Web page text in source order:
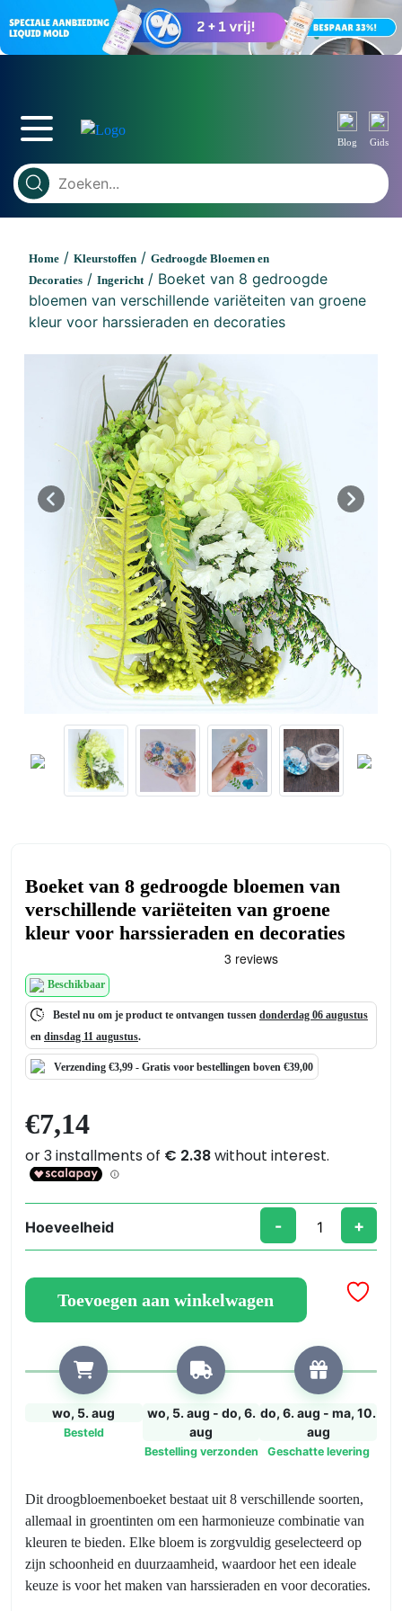
Blog Gids
Home / Kleurstoffen / Gedroogde Bloemen en
Decoraties / Ingericht / Boeket van 8 gedroogde
bloemen van verschillende variëteiten van groene
kleur voor harssieraden en decoraties
Previous Next
Boeket van 8 gedroogde bloemen van
verschillende variëteiten van groene
kleur voor harssieraden en decoraties
Beschikbaar
Bestel nu om je product te ontvangen tussen donderdag 06 augustus
en dinsdag 11 augustus.
Verzending €3,99 - Gratis voor bestellingen boven €39,00
€7,14
Hoeveelheid
Boeket
8
gedroogde
bloemen
verschillende
variëteiten
harssieraden
en
decoraties
aantal
- +
Toevoegen aan winkelwagen
wo, 5. aug
Besteld
wo, 5. aug - do, 6.
aug
Bestelling verzonden
do, 6. aug - ma, 10.
aug
Geschatte levering
Dit droogbloemenboeket bestaat uit 8 verschillende soorten,
allemaal in groentinten om een harmonieuze combinatie van
kleuren te bieden. Elke bloem is zorgvuldig geselecteerd op
zijn schoonheid en duurzaamheid, waardoor het een ideale
keuze is voor het maken van harssieraden en voor decoraties.